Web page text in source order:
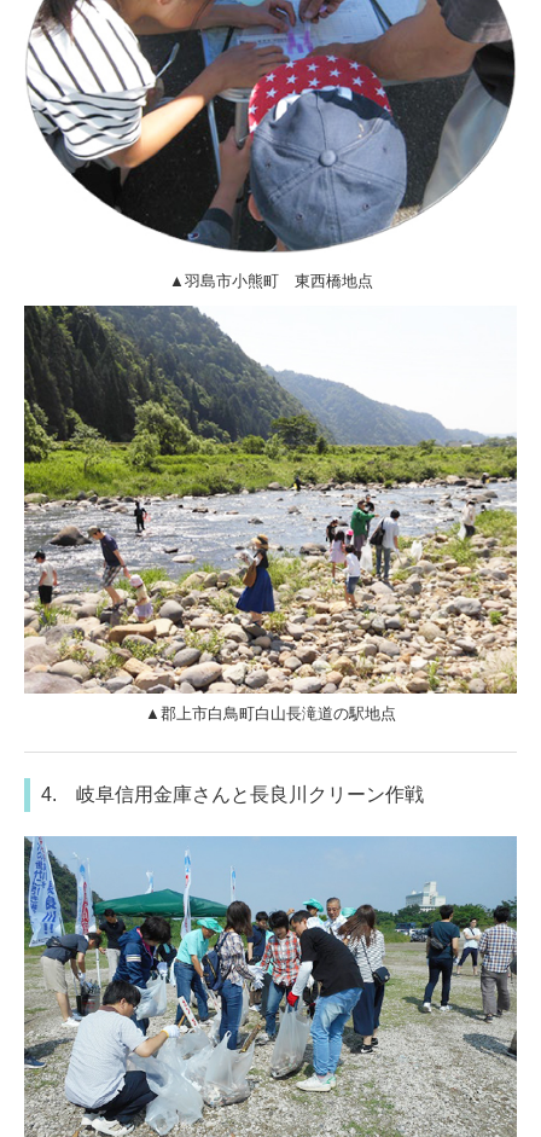
▲羽島市小熊町 東西橋地点
▲郡上市白鳥町白山長滝道の駅地点
4. 岐阜信用金庫さんと長良川クリーン作戦